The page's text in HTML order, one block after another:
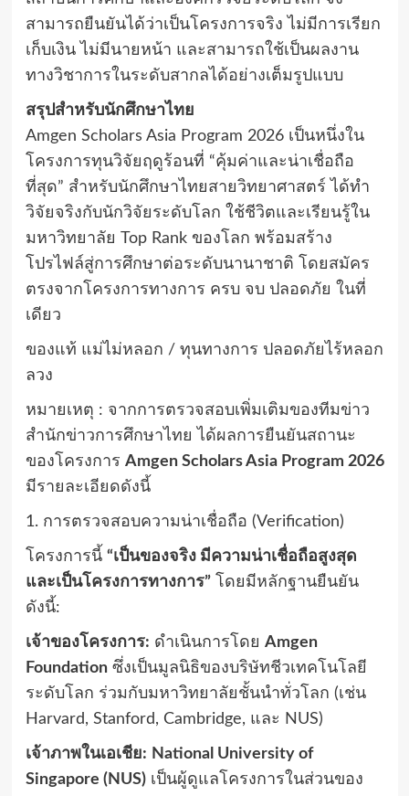
สามารถยืนยันได้ว่าเป็นโครงการจริง ไม่มีการเรียก
เก็บเงิน ไม่มีนายหน้า และสามารถใช้เป็นผลงาน
ทางวิชาการในระดับสากลได้อย่างเต็มรูปแบบ
สรุปสำหรับนักศึกษาไทย
Amgen Scholars Asia Program 2026 เป็นหนึ่งใน
โครงการทุนวิจัยฤดูร้อนที่ “คุ้มค่าและน่าเชื่อถือ
ที่สุด” สำหรับนักศึกษาไทยสายวิทยาศาสตร์ ได้ทำ
วิจัยจริงกับนักวิจัยระดับโลก ใช้ชีวิตและเรียนรู้ใน
มหาวิทยาลัย Top Rank ของโลก พร้อมสร้าง
โปรไฟล์สู่การศึกษาต่อระดับนานาชาติ โดยสมัคร
ตรงจากโครงการทางการ ครบ จบ ปลอดภัย ในที่
เดียว
ของแท้ แม่ไม่หลอก / ทุนทางการ ปลอดภัยไร้หลอก
ลวง
หมายเหตุ : จากการตรวจสอบเพิ่มเติมของทีมข่าว
สำนักข่าวการศึกษาไทย ได้ผลการยืนยันสถานะ
ของโครงการ Amgen Scholars Asia Program 2026
มีรายละเอียดดังนี้
1. การตรวจสอบความน่าเชื่อถือ (Verification)
โครงการนี้ “เป็นของจริง มีความน่าเชื่อถือสูงสุด
และเป็นโครงการทางการ”โดยมีหลักฐานยืนยัน
ดังนี้:
เจ้าของโครงการ: ดำเนินการโดย Amgen
Foundationซึ่งเป็นมูลนิธิของบริษัทชีวเทคโนโลยี
ระดับโลก ร่วมกับมหาวิทยาลัยชั้นนำทั่วโลก (เช่น
Harvard, Stanford, Cambridge, และ NUS)
เจ้าภาพในเอเชีย: National University of
Singapore (NUS)เป็นผู้ดูแลโครงการในส่วนของ